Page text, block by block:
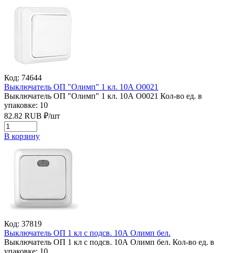
Код: 74644
Выключатель ОП "Олимп" 1 кл. 10А О0021
Выключатель ОП "Олимп" 1 кл. 10А О0021 Кол-во ед. в
упаковке: 10
82.82 RUB ₽/шт
В корзину
Код: 37819
Выключатель ОП 1 кл с подсв. 10А Олимп бел.
Выключатель ОП 1 кл с подсв. 10А Олимп бел. Кол-во ед. в
упаковке: 10